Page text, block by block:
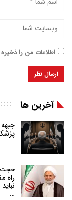
اطلاعات من را
آخرین ها
راه
…